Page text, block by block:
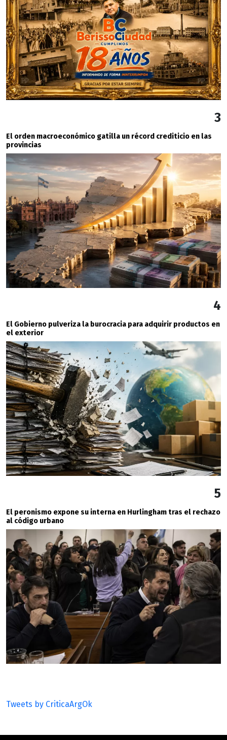
3
El orden macroeconómico gatilla un récord crediticio en las
provincias
4
El Gobierno pulveriza la burocracia para adquirir productos en
el exterior
5
El peronismo expone su interna en Hurlingham tras el rechazo
al código urbano
Tweets by CriticaArgOk